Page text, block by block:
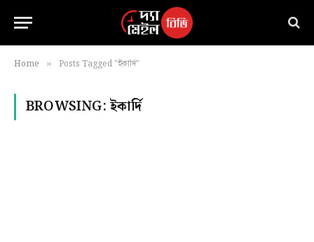
Home » Posts Tagged "ইকার্দি"
BROWSING:ইকার্দি